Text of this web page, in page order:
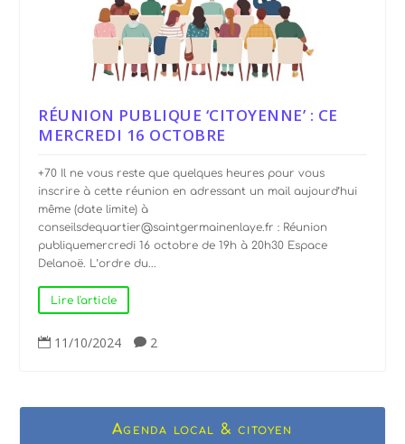
RÉUNION PUBLIQUE ‘CITOYENNE’ : CE
MERCREDI 16 OCTOBRE
+70 Il ne vous reste que quelques heures pour vous
inscrire à cette réunion en adressant un mail aujourd’hui
même (date limite) à
conseilsdequartier@saintgermainenlaye.fr : Réunion
publiquemercredi 16 octobre de 19h à 20h30 Espace
Delanoë. L’ordre du...
Lire l'article
 11/10/2024  2
Agenda local & citoyen